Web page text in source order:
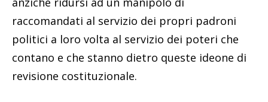
raccomandati al servizio dei propri padroni
politici a loro volta al servizio dei poteri che
contano e che stanno dietro queste ideone di
revisione costituzionale.